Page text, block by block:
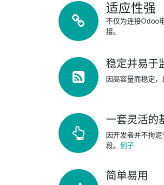
适应性强
不仅为连接Odoo
接。
稳定并易于
因高容量而稳定，
一套灵活的
因开发者并不拘
段。 例子
简单易用